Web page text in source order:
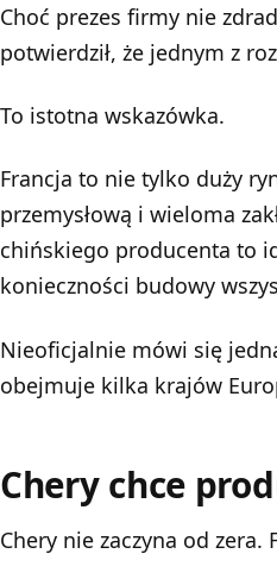
Choć prezes firmy nie
potwierdził, że jednym z
To istotna wskazówka.
Francja to nie tylko duży
przemysłową i wieloma
chińskiego producenta to
konieczności budowy
Nieoficjalnie mówi się
obejmuje kilka krajów
Chery chce
Chery nie zaczyna od zera.